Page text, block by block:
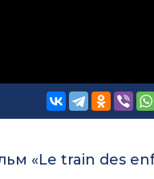
«Le train des